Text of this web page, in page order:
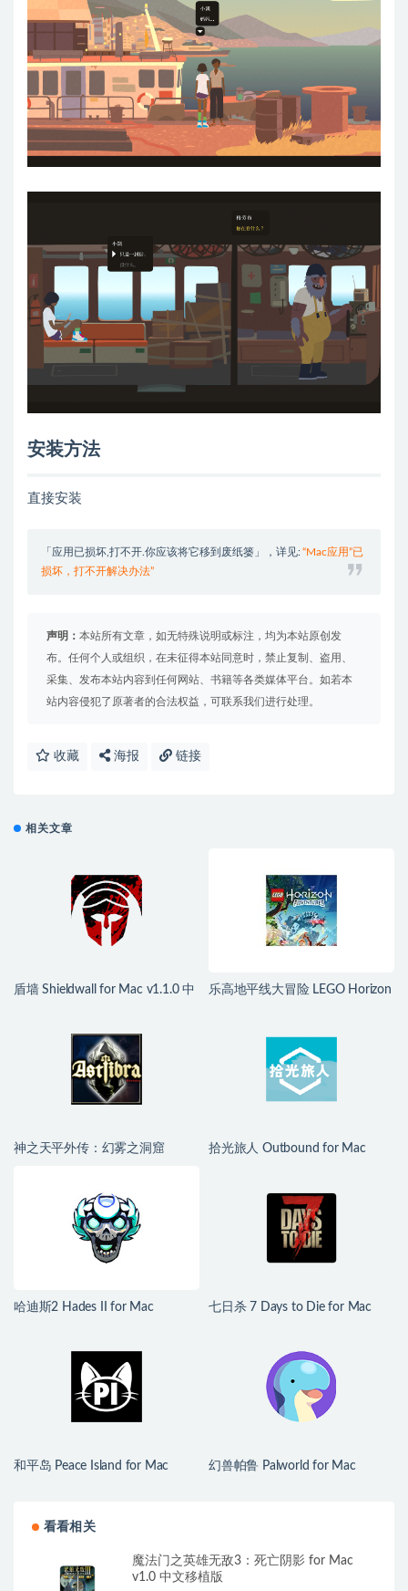
安装方法
直接安装
「应用已损坏,打不开.你应该将它移到废纸篓」，详见:“Mac应用”已
损坏，打不开解决办法”
声明： 本站所有文章，如无特殊说明或标注，均为本站原创发
布。任何个人或组织，在未征得本站同意时，禁止复制、盗用、
采集、发布本站内容到任何网站、书籍等各类媒体平台。如若本
站内容侵犯了原著者的合法权益，可联系我们进行处理。
收藏 海报 链接
相关文章
盾墙 Shieldwall for Mac v1.1.0 中
乐高地平线大冒险 LEGO Horizon
神之天平外传：幻雾之洞窟
拾光旅人 Outbound for Mac
哈迪斯2 Hades II for Mac
七日杀 7 Days to Die for Mac
和平岛 Peace Island for Mac
幻兽帕鲁 Palworld for Mac
看看相关
魔法门之英雄无敌3：死亡阴影 for Mac
v1.0 中文移植版